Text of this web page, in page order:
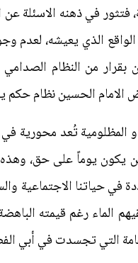
فتثور في ذهنه
الذي يعيشه، لعدم
بقرار من النظام
المظلومية تُعد محورية في
يكون يوماً على حق،
في حياتنا الاجتماعية
الماء رغم قيمته
التي تجسدت في أبي